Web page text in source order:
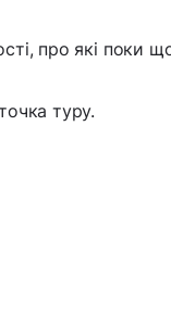
про які поки
туру.